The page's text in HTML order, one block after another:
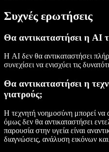
Συχνές ερωτήσεις
Θα αντικαταστήσει η AI
Η AI δεν θα αντικαταστήσει
συνεχίσει να ενισχύει τις
Θα αντικαταστήσει η
γιατρούς;
Η τεχνητή νοημοσύνη μπορεί να
όμως δεν θα αντικαταστήσει
παρουσία στην υγεία είναι
διαγνώσεις, ανάλυση εικόνων